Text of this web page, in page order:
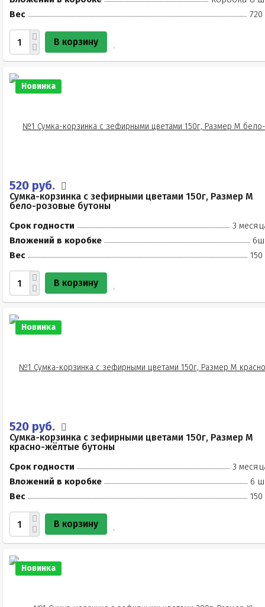
Вес
720
В корзину
Новинка
520 руб.
Сумка-корзинка с зефирными цветами 150г, Размер М
бело-розовые бутоны
Срок годности
3
Вложений в коробке
Вес
150
В корзину
Новинка
520 руб.
Сумка-корзинка с зефирными цветами 150г, Размер М
красно-жёлтые бутоны
Срок годности
3
Вложений в коробке
6
Вес
150
В корзину
Новинка